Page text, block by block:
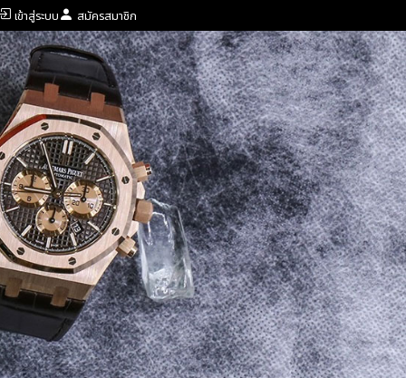
เข้าสู่ระบบ สมัครสมาชิก